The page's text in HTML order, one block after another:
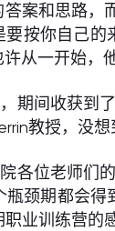
案和思路，
按你自己
从一开始，
期间收获到
教授，没
各位老师们
瓶颈期都会
业训练营的